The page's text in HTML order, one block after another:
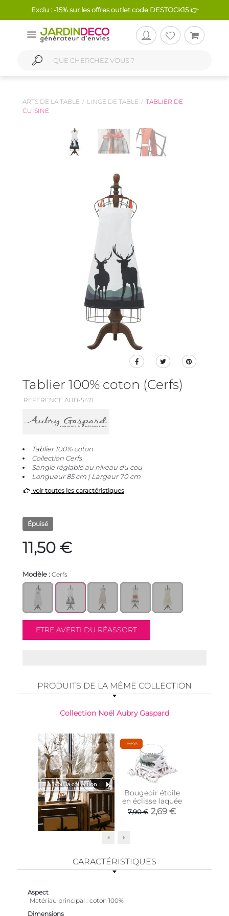
Exclu : -15% sur les offres outlet code DESTOCK15 👉
ARTS DE LA TABLE LINGE DE TABLE
TABLIER DE
CUISINE
Tablier 100% coton (Cerfs)
REFERENCE AUB-5471
Tablier 100% coton
Collection Cerfs
Sangle réglable au niveau du cou
Longueur 85 cm | Largeur 70 cm
voir toutes les caractéristiques
Épuisé
11,50 €
Modèle : Cerfs
PRODUITS DE LA MÊME COLLECTION
Collection Noël Aubry Gaspard
-66%
Bougeoir étoile
en éclisse laquée
7,90 € 2,69 €
CARACTÉRISTIQUES
Aspect
Matériau principal
coton 100%
Dimensions